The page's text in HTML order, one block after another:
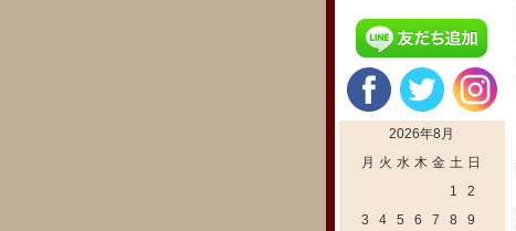
2026年8月
月 火 水 木 金 土 日
1
2
3
4 5 6 7 8
9